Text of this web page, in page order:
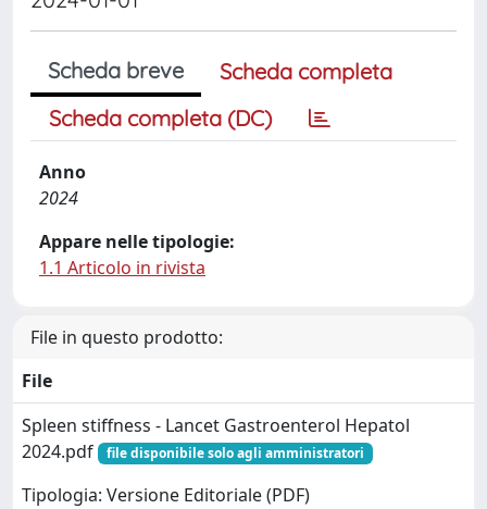
Scheda breve
Scheda completa
Scheda completa (DC)
Anno
2024
Appare nelle tipologie:
1.1 Articolo in rivista
File in questo prodotto:
File
Spleen stiffness - Lancet Gastroenterol Hepatol
2024.pdf
file disponibile solo agli amministratori
Tipologia: Versione Editoriale (PDF)